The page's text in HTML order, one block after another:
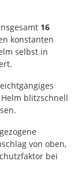
16
konstanten
selbst in
blitzschnell
von oben,
bei